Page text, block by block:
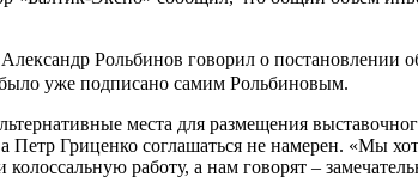
Рольбинов говорил о постановлении
уже подписано самим Рольбиновым.
места для размещения
Петр Гриценко соглашаться не намерен. «Мы
работу, а нам говорят –